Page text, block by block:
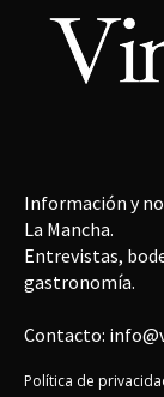
Información y
La Mancha.
Entrevistas,
gastronomía.
Contacto:
Política de